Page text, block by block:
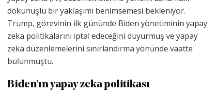
dokunuşlu bir yaklaşımı benimsemesi bekleniyor.
Trump, görevinin ilk gününde Biden yönetiminin yapay
zeka politikalarını iptal edeceğini duyurmuş ve yapay
zeka düzenlemelerini sınırlandırma yönünde vaatte
bulunmuştu.
Biden’ın yapay zeka politikası